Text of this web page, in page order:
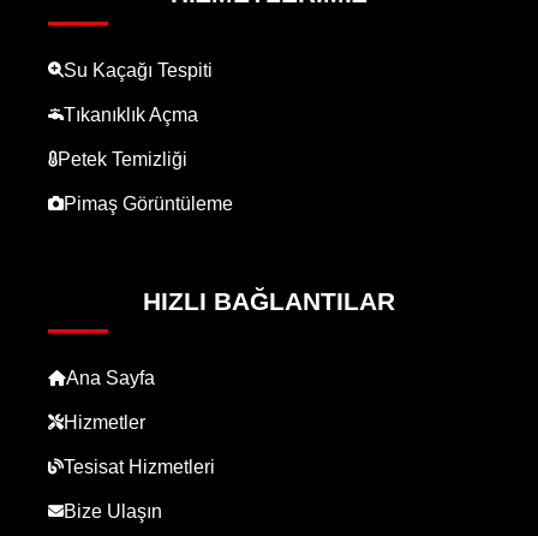
Su Kaçağı Tespiti
Tıkanıklık Açma
Petek Temizliği
Pimaş Görüntüleme
HIZLI BAĞLANTILAR
Ana Sayfa
Hizmetler
Tesisat Hizmetleri
Bize Ulaşın